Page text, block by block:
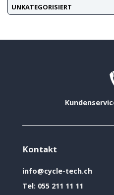
UNKATEGORISIERT
Kontakt
info@cycle-tech.ch
Tel: 055 211 11 11